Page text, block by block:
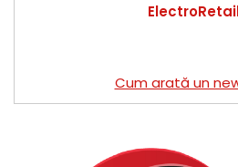
Cum arată un